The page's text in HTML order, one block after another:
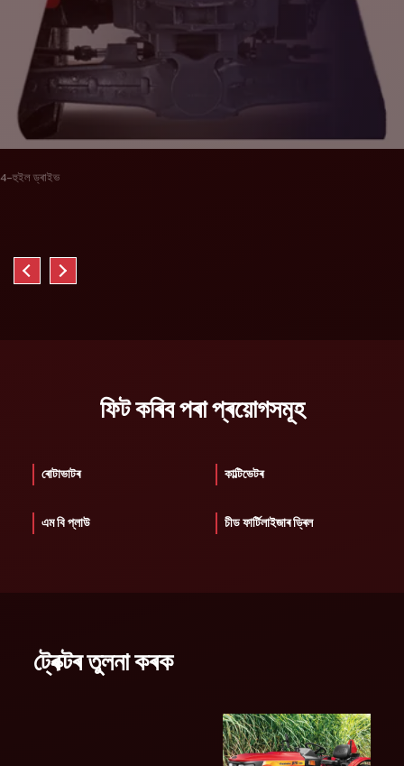
4-হুইল ড্ৰাইভ
ফিট কৰিব পৰা প্ৰয়োগসমূহ
ৰোটাভাটৰ কাল্টিভেটৰ
এম বি প্লাউ চীড ফাৰ্টিলাইজাৰ ড্ৰিল
ট্ৰেক্টৰ তুলনা কৰক